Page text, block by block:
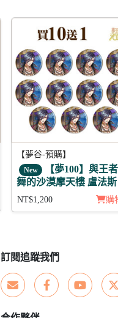
【夢谷-預購】
New
【夢100】與王
舞的沙漠摩天樓 盧法斯
覺 徽章11入組
NT$1,200 購
訂閱追蹤我們